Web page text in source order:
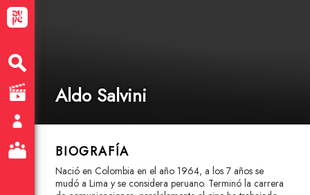
Aldo Salvini
BIOGRAFÍA
Nació en Colombia en el año 1964, a los 7 años se
mudó a Lima y se considera peruano. Terminó la carrera